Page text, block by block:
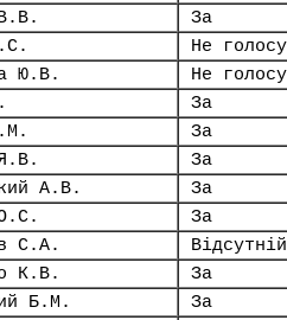
За
Не
Ю.В.
Не
За
За
За
А.В.
За
За
С.А.
Відсутній
К.В.
За
Б.М.
За